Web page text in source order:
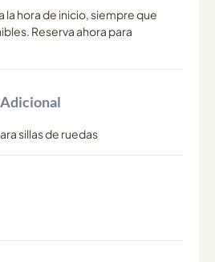
la hora de inicio, siempre que
Reserva ahora para
sillas de ruedas